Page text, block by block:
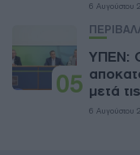
6 Αυγούστου
05
ΥΠΕΝ:
μετά
6 Αυγούστου